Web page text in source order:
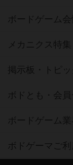
ボードゲーム会
メカニクス特集
掲示板・トピ
ボドとも・会員
ボードゲーム
ボドゲーマご